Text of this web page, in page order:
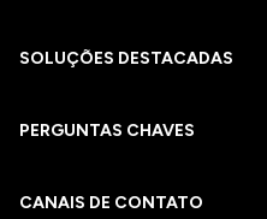
SOLUÇÕES DESTACADAS
PERGUNTAS CHAVES​
CANAIS DE CONTATO